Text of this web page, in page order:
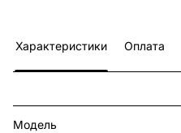
Характеристики Оплата
Модель